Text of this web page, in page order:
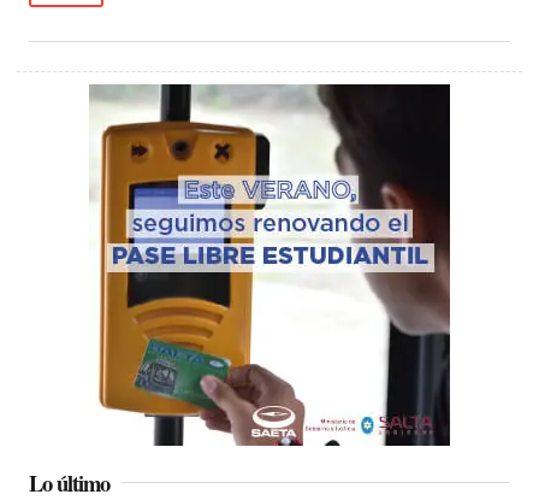
Lo último